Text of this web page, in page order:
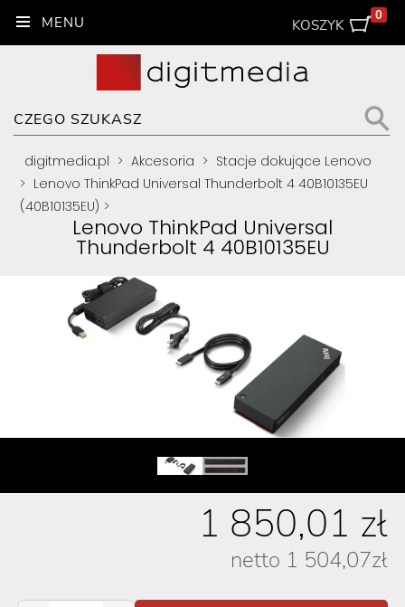
KOSZYK
0
digitmedia.pl > Akcesoria > Stacje dokujące Lenovo
> Lenovo ThinkPad Universal Thunderbolt 4 40B10135EU
(40B10135EU) >
Lenovo ThinkPad Universal
Thunderbolt 4 40B10135EU
1 850,01 zł
netto 1 504,07zł